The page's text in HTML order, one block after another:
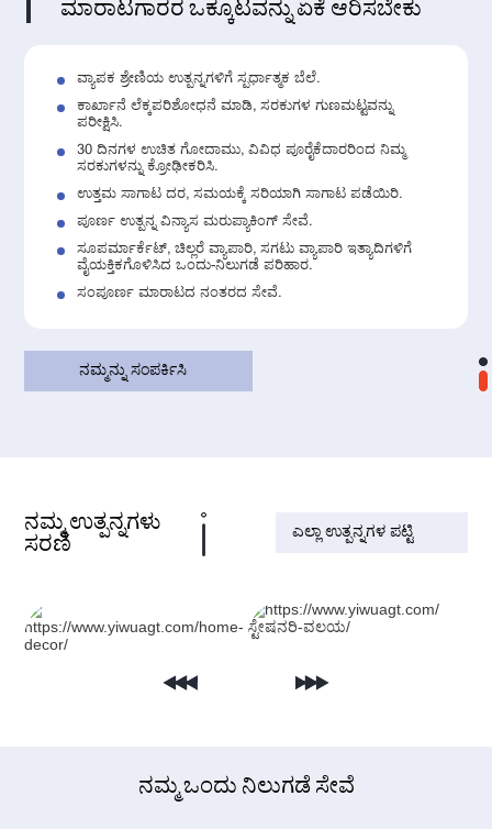
ಮಾರಾಟಗಾರರ ಒಕ್ಕೂಟವನ್ನು ಏಕೆ ಆರಿಸಬೇಕು
ವ್ಯಾಪಕ ಶ್ರೇಣಿಯ ಉತ್ಪನ್ನಗಳಿಗೆ ಸ್ಪರ್ಧಾತ್ಮಕ ಬೆಲೆ.
ಕಾರ್ಖಾನೆ ಲೆಕ್ಕಪರಿಶೋಧನೆ ಮಾಡಿ, ಸರಕುಗಳ ಗುಣಮಟ್ಟವನ್ನು
ಪರೀಕ್ಷಿಸಿ.
30 ದಿನಗಳ ಉಚಿತ ಗೋದಾಮು, ವಿವಿಧ ಪೂರೈಕೆದಾರರಿಂದ ನಿಮ್ಮ
ಸರಕುಗಳನ್ನು ಕ್ರೋಢೀಕರಿಸಿ.
ಉತ್ತಮ ಸಾಗಾಟ ದರ, ಸಮಯಕ್ಕೆ ಸರಿಯಾಗಿ ಸಾಗಾಟ ಪಡೆಯಿರಿ.
ಪೂರ್ಣ ಉತ್ಪನ್ನ ವಿನ್ಯಾಸ ಮರುಪ್ಯಾಕಿಂಗ್ ಸೇವೆ.
ಸೂಪರ್ಮಾರ್ಕೆಟ್, ಚಿಲ್ಲರೆ ವ್ಯಾಪಾರಿ, ಸಗಟು ವ್ಯಾಪಾರಿ ಇತ್ಯಾದಿಗಳಿಗೆ
ವೈಯಕ್ತಿಕಗೊಳಿಸಿದ ಒಂದು-ನಿಲುಗಡೆ ಪರಿಹಾರ.
ಸಂಪೂರ್ಣ ಮಾರಾಟದ ನಂತರದ ಸೇವೆ.
ನಮ್ಮನ್ನು ಸಂಪರ್ಕಿಸಿ
ನಮ್ಮ ಉತ್ಪನ್ನಗಳು
ಸರಣಿ
ಎಲ್ಲಾ ಉತ್ಪನ್ನಗಳ ಪಟ್ಟಿ
ನಮ್ಮ ಒಂದು ನಿಲುಗಡೆ ಸೇವೆ